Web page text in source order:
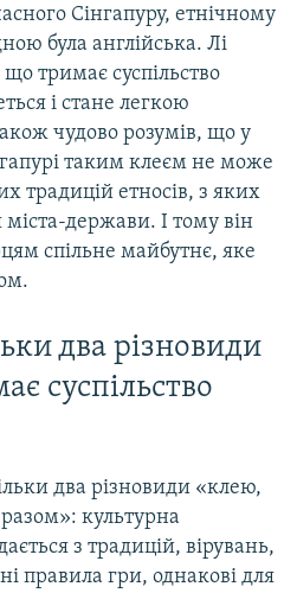
Сінгапуру, етнічному
була англійська. Лі
тримає суспільство
і стане легкою
чудово розумів, що у
таким клеєм не може
традицій етносів, з яких
держави. І тому він
спільне майбутнє, яке
два різновиди
суспільство
два різновиди «клею,
культурна
з традицій, вірувань,
правила гри, однакові для